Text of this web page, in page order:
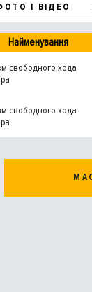
І ВІДЕО
Найменування
свободного хода
свободного хода